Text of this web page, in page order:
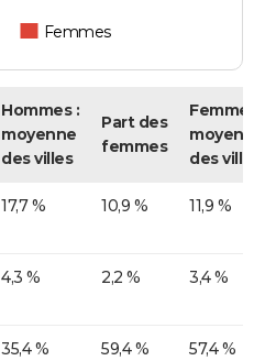
Femmes
Hommes :
moyenne
des villes
Part des
femmes
des
17,7 % 10,9 % 11,9 %
4,3 % 2,2 % 3,4 %
35,4 % 59,4 % 57,4 %